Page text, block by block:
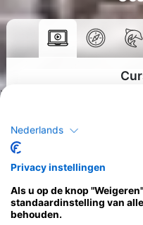
>
Nederlands
Privacy instellingen
Als u op de knop
standaardinstelling van
behouden.